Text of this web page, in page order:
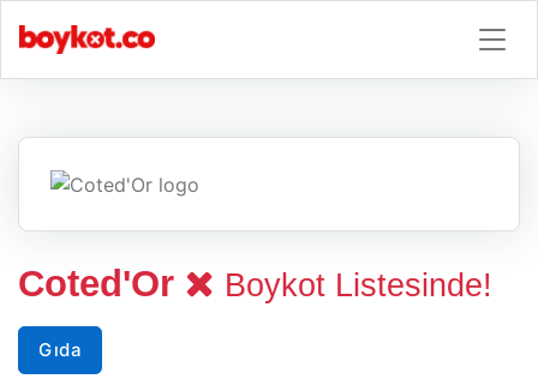
Coted'Or Boykot Listesinde!
Gıda